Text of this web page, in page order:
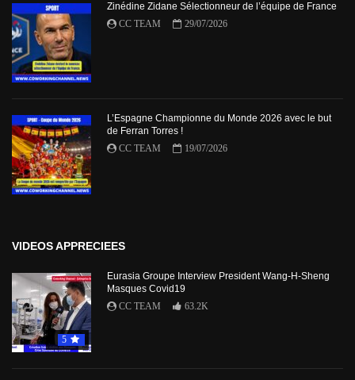
Zinédine Zidane Sélectionneur de l’équipe de France
CC TEAM
29/07/2026
L’Espagne Championne du Monde 2026 avec le but
de Ferran Torres !
CC TEAM
19/07/2026
VIDEOS APPRECIEES
5
Eurasia Groupe Interview President Wang-H-Sheng
Masques Covid19
CC TEAM
63.2K